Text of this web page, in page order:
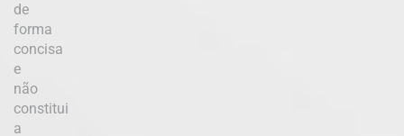
de
forma
concisa
e
não
constitui
a